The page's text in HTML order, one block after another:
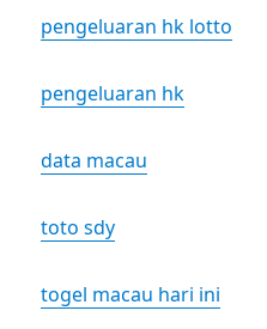
pengeluaran hk lotto
pengeluaran hk
data macau
toto sdy
togel macau hari ini